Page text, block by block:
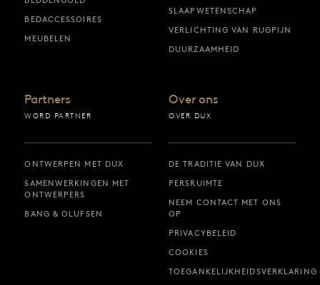
BEDACCESSOIRES
MEUBELEN
SLAAPWETENSCHAP
VERLICHTING VAN RUGPIJN
DUURZAAMHEID
Partners
WORD PARTNER
ONTWERPEN MET DUX
SAMENWERKINGEN MET
ONTWERPERS
BANG & OLUFSEN
Over ons
OVER DUX
DE TRADITIE VAN DUX
PERSRUIMTE
NEEM CONTACT MET ONS
OP
PRIVACYBELEID
COOKIES
TOEGANKELIJKHEIDSVERKLARING